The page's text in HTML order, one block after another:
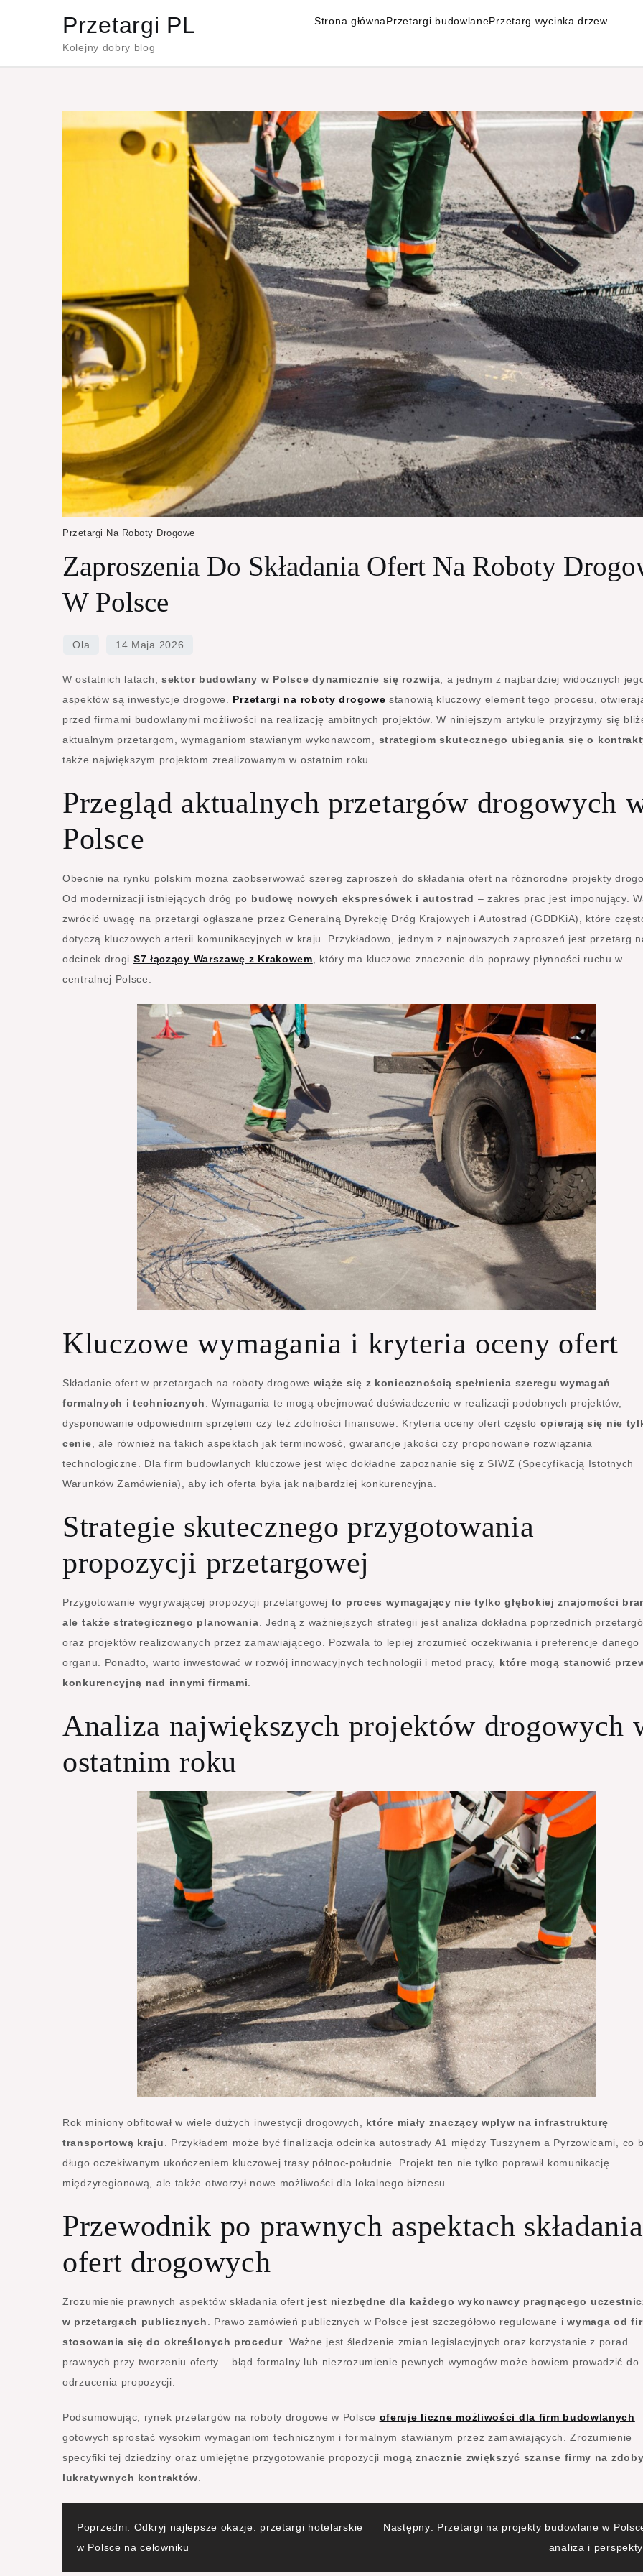
Przetargi PL
Kolejny dobry blog
Strona głównaPrzetargi budowlanePrzetarg wycinka drzew
Przetargi Na Roboty Drogowe
Zaproszenia Do Składania Ofert Na Roboty
W Polsce
W ostatnich latach, sektor budowlany w Polsce dynamicznie się rozwija , a jednym z najbardziej widocznych
aspektów są inwestycje drogowe. Przetargi na roboty drogowe stanowią kluczowy element tego procesu,
przed firmami budowlanymi możliwości na realizację ambitnych projektów. W niniejszym artykule przyjrzymy się
aktualnym przetargom, wymaganiom stawianym wykonawcom, strategiom skutecznego ubiegania się o
także największym projektom zrealizowanym w ostatnim roku.
Przegląd aktualnych przetargów drogowych
Polsce
Obecnie na rynku polskim można zaobserwować szereg zaproszeń do składania ofert na różnorodne projekty
Od modernizacji istniejących dróg po budowę nowych ekspresówek i autostrad – zakres prac jest imponujący.
zwrócić uwagę na przetargi ogłaszane przez Generalną Dyrekcję Dróg Krajowych i Autostrad (GDDKiA), które
dotyczą kluczowych arterii komunikacyjnych w kraju. Przykładowo, jednym z najnowszych zaproszeń jest przetarg
odcinek drogi S7 łączący Warszawę z Krakowem , który ma kluczowe znaczenie dla poprawy płynności ruchu w
centralnej Polsce.
Kluczowe wymagania i kryteria oceny ofert
Składanie ofert w przetargach na roboty drogowe wiąże się z koniecznością spełnienia szeregu wymagań
formalnych i technicznych . Wymagania te mogą obejmować doświadczenie w realizacji podobnych projektów,
dysponowanie odpowiednim sprzętem czy też zdolności finansowe. Kryteria oceny ofert często opierają się nie
cenie , ale również na takich aspektach jak terminowość, gwarancje jakości czy proponowane rozwiązania
technologiczne. Dla firm budowlanych kluczowe jest więc dokładne zapoznanie się z SIWZ (Specyfikacją Istotnych
Warunków Zamówienia), aby ich oferta była jak najbardziej konkurencyjna.
Strategie skutecznego przygotowania
propozycji przetargowej
Przygotowanie wygrywającej propozycji przetargowej to proces wymagający nie tylko głębokiej znajomości
ale także strategicznego planowania . Jedną z ważniejszych strategii jest analiza dokładna poprzednich
oraz projektów realizowanych przez zamawiającego. Pozwala to lepiej zrozumieć oczekiwania i preferencje danego
organu. Ponadto, warto inwestować w rozwój innowacyjnych technologii i metod pracy, które mogą stanowić
konkurencyjną nad innymi firmami
Analiza największych projektów drogowych
ostatnim roku
Rok miniony obfitował w wiele dużych inwestycji drogowych, które miały znaczący wpływ na infrastrukturę
transportową kraju. Przykładem może być finalizacja odcinka autostrady A1 między Tuszynem a Pyrzowicami, co
długo oczekiwanym ukończeniem kluczowej trasy północ-południe. Projekt ten nie tylko poprawił komunikację
międzyregionową, ale także otworzył nowe możliwości dla lokalnego biznesu.
Przewodnik po prawnych aspektach składania
ofert drogowych
Zrozumienie prawnych aspektów składania ofert jest niezbędne dla każdego wykonawcy pragnącego
w przetargach publicznych. Prawo zamówień publicznych w Polsce jest szczegółowo regulowane iwymaga od
stosowania się do określonych procedur. Ważne jest śledzenie zmian legislacyjnych oraz korzystanie z porad
prawnych przy tworzeniu oferty – błąd formalny lub niezrozumienie pewnych wymogów może bowiem prowadzić do
odrzucenia propozycji.
Podsumowując, rynek przetargów na roboty drogowe w Polsce oferuje liczne możliwości dla firm budowlanych
gotowych sprostać wysokim wymaganiom technicznym i formalnym stawianym przez zamawiających. Zrozumienie
specyfiki tej dziedziny oraz umiejętne przygotowanie propozycji mogą znacznie zwiększyć szanse firmy na
lukratywnych kontraktów.
Nawigacja
Poprzedni: Odkryj najlepsze okazje: przetargi hotelarskie
w Polsce na celowniku
Następny: Przetargi na projekty budowlane w
analiza i